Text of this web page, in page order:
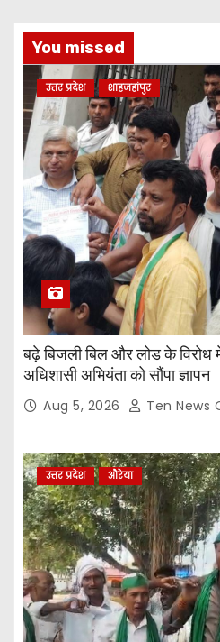
You missed
उत्तर प्रदेश शाहजहांपुर
बढ़े बिजली बिल और लोड के विरोध
अधिशासी अभियंता को सौंपा ज्ञापन
Aug 5, 2026 Ten News
उत्तर प्रदेश औरेया